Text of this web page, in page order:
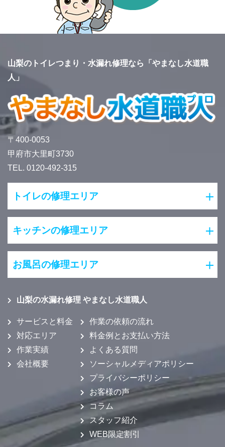
山梨のトイレつまり・水漏れ修理なら「やまなし水道職
人」
〒400-0053
甲府市大里町3730
TEL. 0120-492-315
トイレの修理エリア
キッチンの修理エリア
お風呂の修理エリア
山梨の水漏れ修理 やまなし水道職人
サービスと料金
対応エリア
作業実績
会社概要
作業の依頼の流れ
料金例とお支払い方法
よくある質問
ソーシャルメディアポリシー
プライバシーポリシー
お客様の声
コラム
スタッフ紹介
WEB限定割引